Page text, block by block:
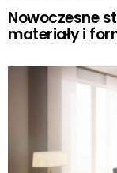
Nowoczesne
materiały i